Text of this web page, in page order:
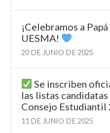
¡Celebramos a Papá
UESMA!
20 DE JUNIO DE 2025
Se inscriben
las listas candidatas
Consejo Estudiantil
11 DE JUNIO DE 2025